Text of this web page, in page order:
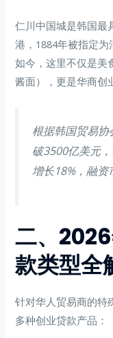
仁川中国城是韩国最
港，1884年被指定为
如今，这里不仅是
酱面），更是华商创
根据韩国贸易
破3500亿美元
增长18%，融资
二、
款类型全
针对华人贸易商的特
多种创业贷款产品：